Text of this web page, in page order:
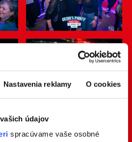
Nastavenia reklamy O cookies
údajov
spracúvame vaše osobné